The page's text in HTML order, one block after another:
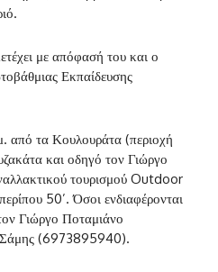
με απόφασή του και ο
Εκπαίδευσης
από τα Κουλουράτα (περιοχή
και οδηγό τον Γιώργο
τουρισμού Outdoor
50’. Όσοι ενδιαφέρονται
Γιώργο Ποταμιάνο
(6973895940).